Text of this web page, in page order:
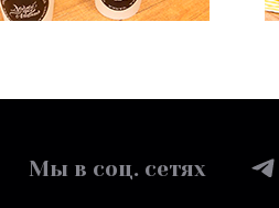
Мы в соц. сетях